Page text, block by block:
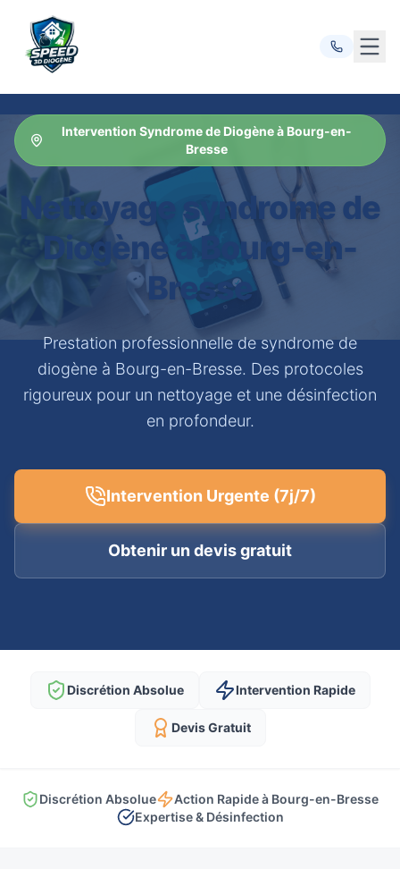
Intervention Syndrome de Diogène à Bourg-en-
Bresse
Nettoyage syndrome de
Diogène à Bourg-en-
Bresse
Prestation professionnelle de syndrome de
diogène à Bourg-en-Bresse. Des protocoles
rigoureux pour un nettoyage et une désinfection
en profondeur.
Intervention Urgente (7j/7)
Obtenir un devis gratuit
Discrétion Absolue Intervention Rapide
Devis Gratuit
Discrétion Absolue
Action Rapide à Bourg-en-Bresse
Expertise & Désinfection